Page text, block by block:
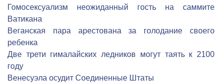
Гомосексуализм неожиданный гость на саммите
Ватикана
Веганская пара арестована за голодание своего
ребенка
Две трети гималайских ледников могут таять к 2100
году
Венесуэла осудит Соединенные Штаты